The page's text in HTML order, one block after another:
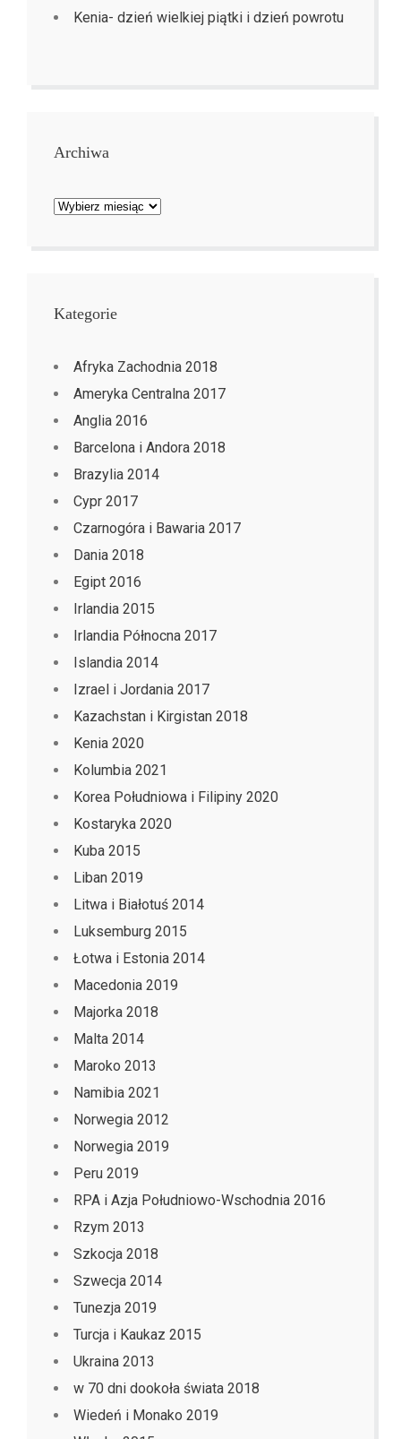
Kenia- dzień wielkiej piątki i dzień powrotu
Archiwa
Archiwa
Kategorie
Afryka Zachodnia 2018
Ameryka Centralna 2017
Anglia 2016
Barcelona i Andora 2018
Brazylia 2014
Cypr 2017
Czarnogóra i Bawaria 2017
Dania 2018
Egipt 2016
Irlandia 2015
Irlandia Północna 2017
Islandia 2014
Izrael i Jordania 2017
Kazachstan i Kirgistan 2018
Kenia 2020
Kolumbia 2021
Korea Południowa i Filipiny 2020
Kostaryka 2020
Kuba 2015
Liban 2019
Litwa i Białotuś 2014
Luksemburg 2015
Łotwa i Estonia 2014
Macedonia 2019
Majorka 2018
Malta 2014
Maroko 2013
Namibia 2021
Norwegia 2012
Norwegia 2019
Peru 2019
RPA i Azja Południowo-Wschodnia 2016
Rzym 2013
Szkocja 2018
Szwecja 2014
Tunezja 2019
Turcja i Kaukaz 2015
Ukraina 2013
w 70 dni dookoła świata 2018
Wiedeń i Monako 2019